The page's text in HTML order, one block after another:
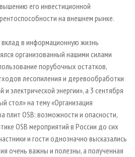
его инвестиционной
на внешнем рынке.
в информационную жизнь
организованный нашими силами
порубочных остатков,
лесопиления и деревообработки
электрической энергии», а 3 сентября
стол» на тему «Организация
плит OSB: возможности и опасности,
OSB мероприятий в России до сих
и гости однозначно высказались
очень важны и полезны, а полученная